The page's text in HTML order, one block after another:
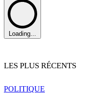
Loading...
LES PLUS RÉCENTS
POLITIQUE